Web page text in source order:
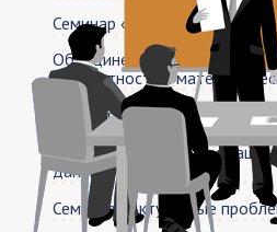
Семинар «Объяснительный
Объединенный
«Вероятность и
Семинар Книгочтения
Семинар лаборатории
данных
Семинар «Актуальные